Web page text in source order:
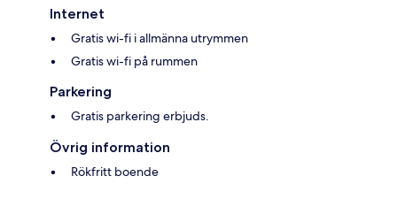
Internet
Gratis wi-fi i allmänna utrymmen
Gratis wi-fi på rummen
Parkering
Gratis parkering erbjuds.
Övrig information
Rökfritt boende